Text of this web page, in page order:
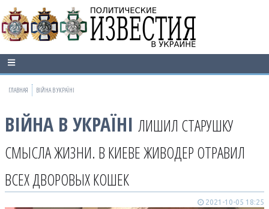
ГЛАВНАЯ ВІЙНА В УКРАЇНІ
ВІЙНА В УКРАЇНІ ЛИШИЛ СТАРУШКУ
СМЫСЛА ЖИЗНИ. В КИЕВЕ ЖИВОДЕР ОТРАВИЛ
ВСЕХ ДВОРОВЫХ КОШЕК
2021-10-05 18:25